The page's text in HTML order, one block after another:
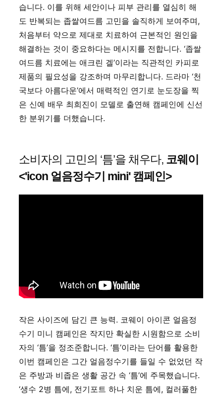
습니다. 이를 위해 세안이나 피부 관리를 열심히 해
도 반복되는 좁쌀여드름 고민을 솔직하게 보여주며,
처음부터 약으로 제대로 치료하여 근본적인 원인을
해결하는 것이 중요하다는 메시지를 전합니다. ‘좁쌀
여드름 치료에는 애크린 겔’이라는 직관적인 카피로
제품의 필요성을 강조하며 마무리합니다. 드라마 ‘천
국보다 아름다운’에서 매력적인 연기로 눈도장을 찍
은 신예 배우 최희진이 모델로 출연해 캠페인에 신선
한 분위기를 더했습니다.
소비자의 고민의 ‘틈’을 채우다, 코웨이
<'icon 얼음정수기 mini' 캠페인>
작은 사이즈에 담긴 큰 능력. 코웨이 아이콘 얼음정
수기 미니 캠페인은 작지만 확실한 시원함으로 소비
자의 ‘틈’을 정조준합니다. ‘틈’이라는 단어를 활용한
이번 캠페인은 그간 얼음정수기를 들일 수 없었던 작
은 주방과 비좁은 생활 공간 속 ‘틈’에 주목했습니다.
‘생수 2병 틈에, 전기포트 하나 치운 틈에, 컬러풀한